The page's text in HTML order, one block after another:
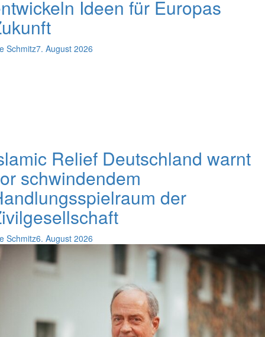
Ideen für Europas
Schmitz7. August 2026
Relief Deutschland warnt
schwindendem
der
Schmitz6. August 2026